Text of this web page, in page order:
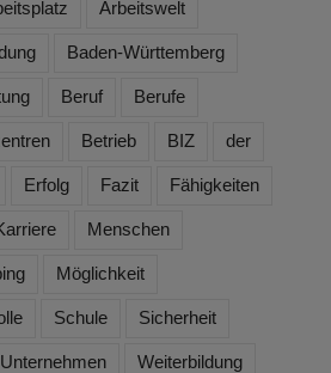
Arbeitswelt
Baden-Württemberg
Beruf Berufe
Betrieb BIZ der
Erfolg Fazit Fähigkeiten
Menschen
Möglichkeit
Schule Sicherheit
Unternehmen Weiterbildung